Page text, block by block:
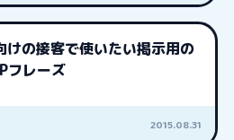
けの接客で使いたい掲示用の
フレーズ
2015.08.31